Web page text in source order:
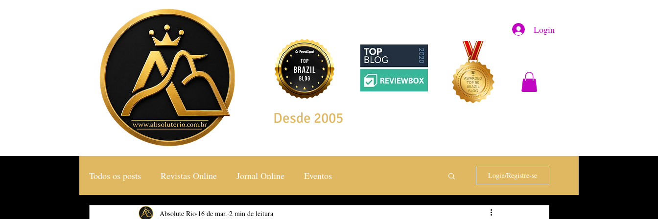
Login
Desde 2005
Todos os posts Revistas Online Jornal Online Eventos
Gastronomia & Turismo Social & Estilos
Login/Registre-se
Absolute Rio 16 de mar. 2 min de leitura